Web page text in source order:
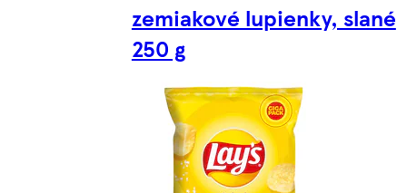
zemiakové lupienky, slané
250 g